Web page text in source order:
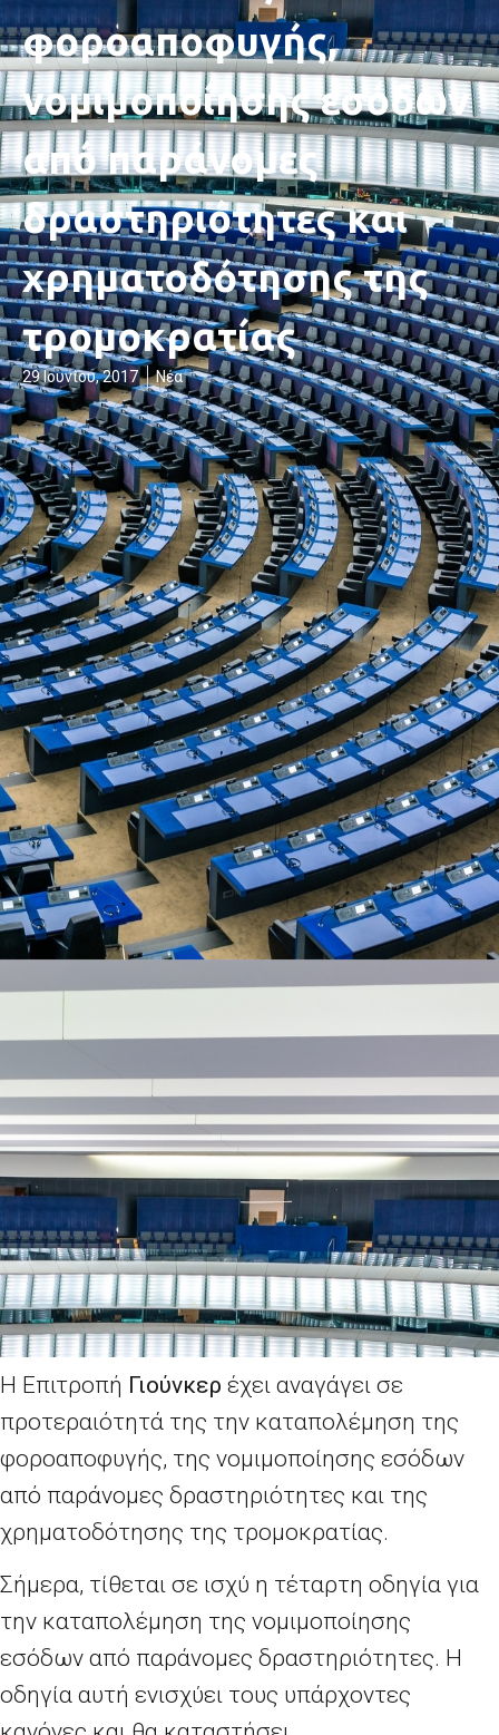
φοροαποφυγής,
νομιμοποίησης εσόδων
από παράνομες
δραστηριότητες και
χρηματοδότησης της
τρομοκρατίας
29 Ιουνίου, 2017 Νέα
Η Επιτροπή Γιούνκερ έχει αναγάγει σε
προτεραιότητά της την καταπολέμηση της
φοροαποφυγής, της νομιμοποίησης εσόδων
από παράνομες δραστηριότητες και της
χρηματοδότησης της τρομοκρατίας.
Σήμερα, τίθεται σε ισχύ η τέταρτη οδηγία για
την καταπολέμηση της νομιμοποίησης
εσόδων από παράνομες δραστηριότητες. Η
οδηγία αυτή ενισχύει τους υπάρχοντες